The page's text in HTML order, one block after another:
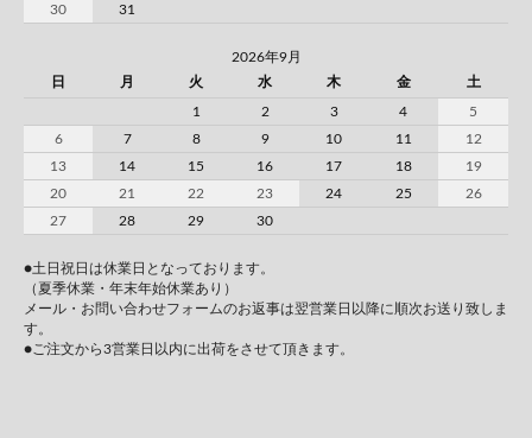
30
31
2026年9月
日
月 火 水 木 金 土
1 2 3 4
5
6
7 8 9 10 11
12
13
14 15 16 17 18
19
20
21 22 23 24 25
26
27
28 29 30
●土日祝日は休業日となっております。
（夏季休業・年末年始休業あり）
メール・お問い合わせフォームのお返事は翌営業日以降に順次お送り致しま
す。
●ご注文から3営業日以内に出荷をさせて頂きます。